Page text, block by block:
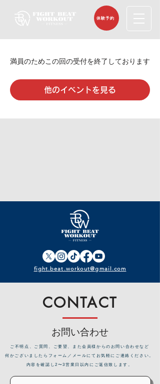
体験予約
満員のためこの回の受付を終了しております
他のイベントを見る
fight.beat.workout@gmail.com
CONTACT
お問い合わせ
​ご不明点、ご質問、ご要望、また会員様からのお問い合わせなど
何かございましたらフォーム／メールにてお気軽にご連絡ください。
内容を確認し2〜3営業日以内にご返信致します。